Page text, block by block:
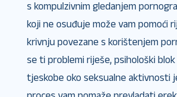
s kompulzivnim gledanjem
koji ne osuđuje može vam pomoći
krivnju povezane s korištenjem
se ti problemi riješe, psihološki
tjeskobe oko seksualne aktivnosti